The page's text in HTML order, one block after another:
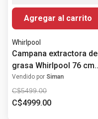
Agregar al carrito
Whirlpool
Campana extractora de
grasa Whirlpool 76 cm
(30") gris WH7610D
Vendido por Siman
C$5499.00
C$4999.00